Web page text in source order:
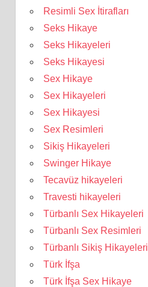
Resimli Sex İtirafları
Seks Hikaye
Seks Hikayeleri
Seks Hikayesi
Sex Hikaye
Sex Hikayeleri
Sex Hikayesi
Sex Resimleri
Sikiş Hikayeleri
Swinger Hikaye
Tecavüz hikayeleri
Travesti hikayeleri
Türbanlı Sex Hikayeleri
Türbanlı Sex Resimleri
Türbanlı Sikiş Hikayeleri
Türk İfşa
Türk İfşa Sex Hikaye